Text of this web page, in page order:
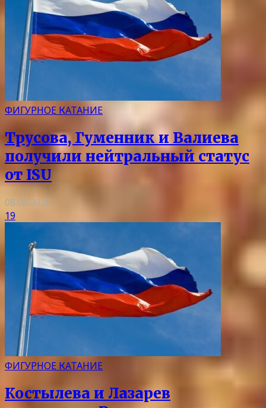
ФИГУРНОЕ КАТАНИЕ
Трусова, Гуменник и Валиева
получили нейтральный статус
от ISU
08.08.2026
19
ФИГУРНОЕ КАТАНИЕ
Костылева и Лазарев